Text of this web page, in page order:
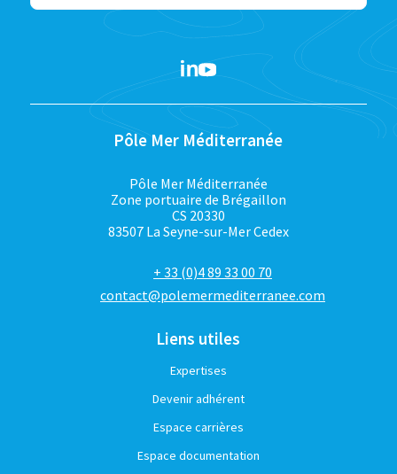
Pôle Mer Méditerranée
Pôle Mer Méditerranée
Zone portuaire de Brégaillon
CS 20330
83507 La Seyne-sur-Mer Cedex
+ 33 (0)4 89 33 00 70
contact@polemermediterranee.com
Liens utiles
Expertises
Devenir adhérent
Espace carrières
Espace documentation